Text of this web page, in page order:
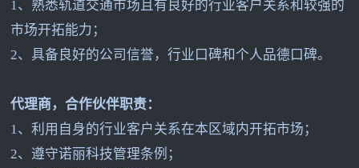
1、熟悉轨道交通市场且有良好的行业客户关系和较强的
市场开拓能力；
2、具备良好的公司信誉，行业口碑和个人品德口碑。
代理商，合作伙伴职责：
1、利用自身的行业客户关系在本区域内开拓市场；
2、遵守诺丽科技管理条例；